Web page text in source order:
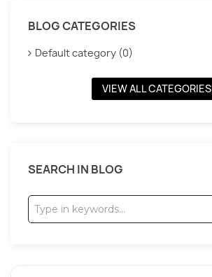
BLOG CATEGORIES
Default category (0)
VIEW ALL CATEGORIES
SEARCH IN BLOG